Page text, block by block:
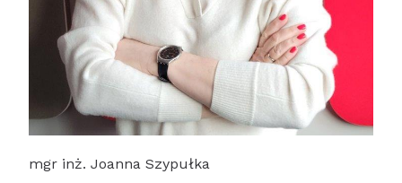
mgr inż. Joanna Szypułka